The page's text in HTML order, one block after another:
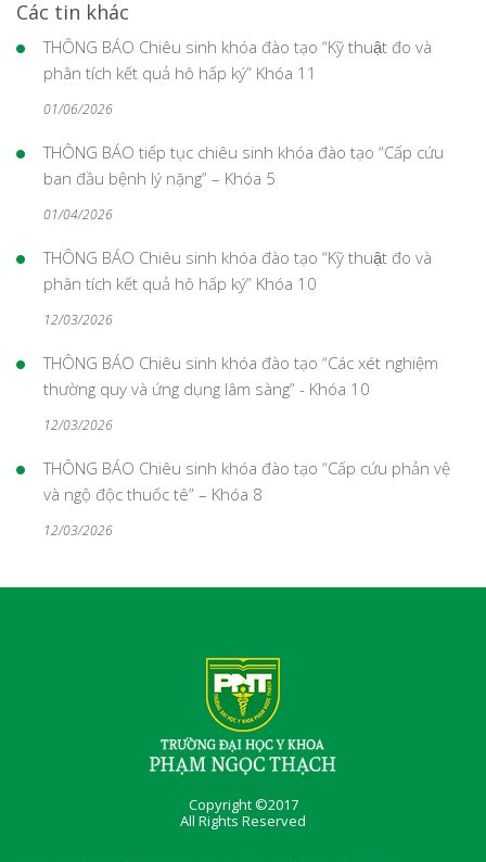
Các tin khác
THÔNG BÁO Chiêu sinh khóa đào tạo “Kỹ thuật đo và
phân tích kết quả hô hấp ký” Khóa 11
01/06/2026
THÔNG BÁO tiếp tục chiêu sinh khóa đào tạo “Cấp cứu
ban đầu bệnh lý nặng” – Khóa 5
01/04/2026
THÔNG BÁO Chiêu sinh khóa đào tạo “Kỹ thuật đo và
phân tích kết quả hô hấp ký” Khóa 10
12/03/2026
THÔNG BÁO Chiêu sinh khóa đào tạo “Các xét nghiệm
thường quy và ứng dụng lâm sàng” - Khóa 10
12/03/2026
THÔNG BÁO Chiêu sinh khóa đào tạo “Cấp cứu phản vệ
và ngộ độc thuốc tê” – Khóa 8
12/03/2026
Copyright ©2017
All Rights Reserved